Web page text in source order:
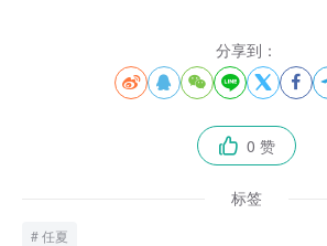
分享到：
     
 0 赞
标签
任夏